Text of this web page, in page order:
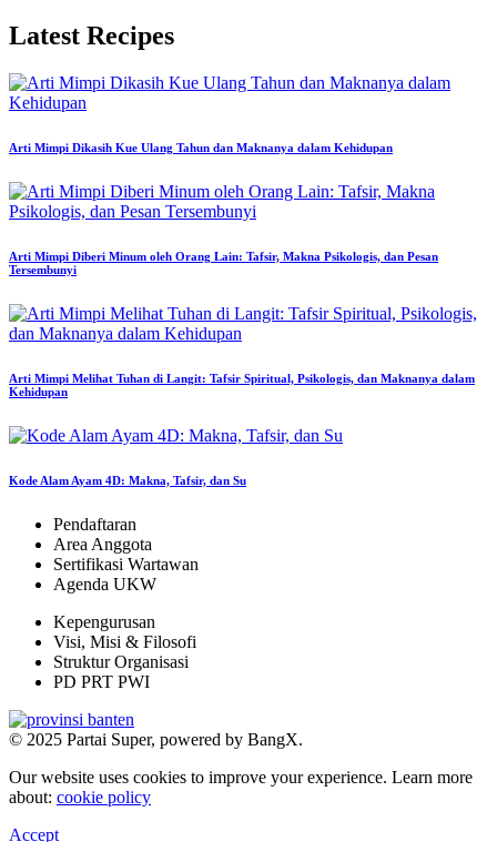
Latest Recipes
Arti Mimpi Dikasih Kue Ulang Tahun dan Maknanya dalam Kehidupan
Arti Mimpi Diberi Minum oleh Orang Lain: Tafsir, Makna Psikologis, dan Pesan
Tersembunyi
Arti Mimpi Melihat Tuhan di Langit: Tafsir Spiritual, Psikologis, dan Maknanya dalam
Kehidupan
Kode Alam Ayam 4D: Makna, Tafsir, dan Su
Pendaftaran
Area Anggota
Sertifikasi Wartawan
Agenda UKW
Kepengurusan
Visi, Misi & Filosofi
Struktur Organisasi
PD PRT PWI
© 2025 Partai Super, powered by BangX.
Our website uses cookies to improve your experience. Learn more
about: cookie policy
Accept